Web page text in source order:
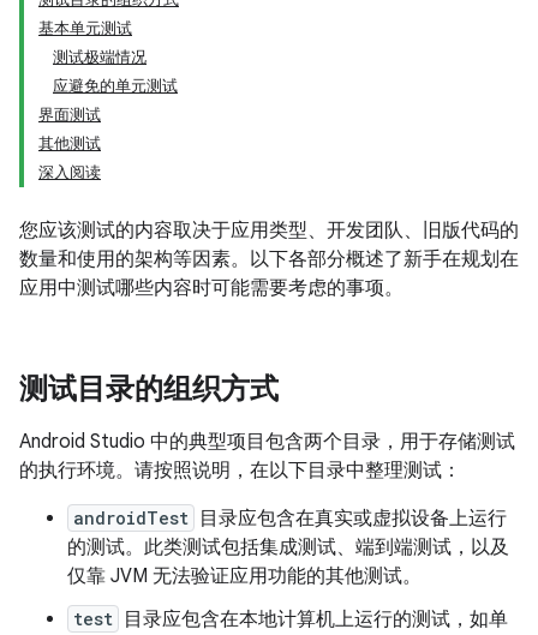
基本单元测试
测试极端情况
应避免的单元测试
界面测试
其他测试
深入阅读
您应该测试的内容取决于应用类型、开发团队、旧版代码的
数量和使用的架构等因素。以下各部分概述了新手在规划在
应用中测试哪些内容时可能需要考虑的事项。
测试目录的组织方式
Android Studio 中的典型项目包含两个目录，用于存储测试
的执行环境。请按照说明，在以下目录中整理测试：
androidTest
目录应包含在真实或虚拟设备上运行
的测试。此类测试包括集成测试、端到端测试，以及
仅靠 JVM 无法验证应用功能的其他测试。
test
目录应包含在本地计算机上运行的测试，如单